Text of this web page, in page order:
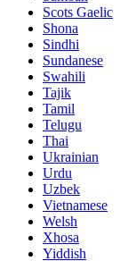
Scots Gaelic
Shona
Sindhi
Sundanese
Swahili
Tajik
Tamil
Telugu
Thai
Ukrainian
Urdu
Uzbek
Vietnamese
Welsh
Xhosa
Yiddish